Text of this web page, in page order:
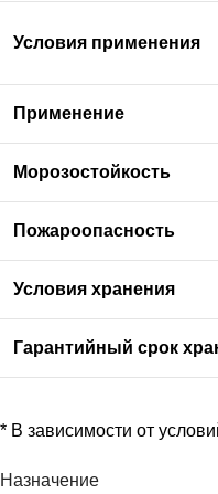
Условия применения
Применение
Морозостойкость
Пожароопасность
Условия хранения
Гарантийный срок
* В зависимости от
Назначение